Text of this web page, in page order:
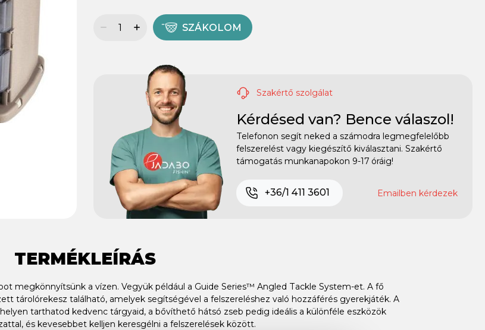
SZÁKOLOM
Szakértő szolgálat
Kérdésed van? Bence válaszol!
Telefonon segít neked a számodra legmegfelelőbb
felszerelést vagy kiegészítő kiválasztani. Szakértő
támogatás munkanapokon 9-17 óráig!
+36/1 411 3601 Emailben kérdezek
TERMÉKLEÍRÁS
megkönnyítsünk a vízen. Vegyük például a Guide Series™ Angled Tackle System-et. A fő
tárolórekesz található, amelyek segítségével a felszereléshez való hozzáférés gyerekjáték. A
tarthatod kedvenc tárgyaid, a bővíthető hátsó zseb pedig ideális a különféle eszközök
és kevesebbet kelljen keresgélni a felszerelések között.